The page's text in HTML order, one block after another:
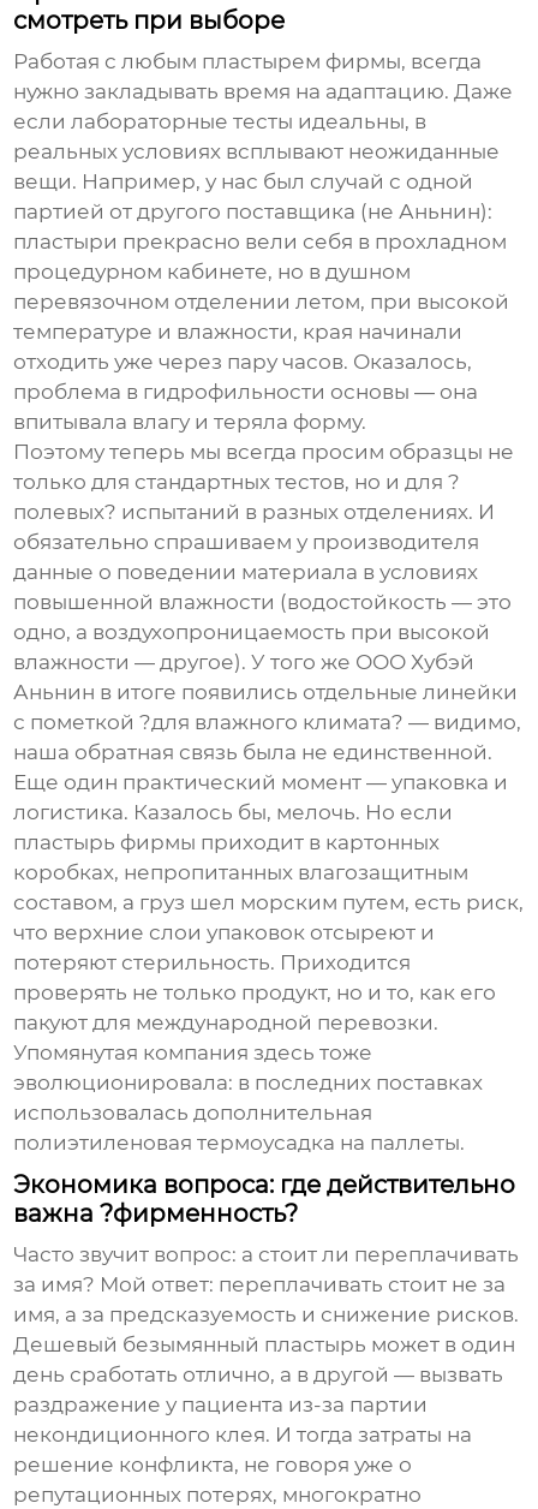
смотреть при выборе
Работая с любым пластырем фирмы, всегда
нужно закладывать время на адаптацию. Даже
если лабораторные тесты идеальны, в
реальных условиях всплывают неожиданные
вещи. Например, у нас был случай с одной
партией от другого поставщика (не Аньнин):
пластыри прекрасно вели себя в прохладном
процедурном кабинете, но в душном
перевязочном отделении летом, при высокой
температуре и влажности, края начинали
отходить уже через пару часов. Оказалось,
проблема в гидрофильности основы — она
впитывала влагу и теряла форму.
Поэтому теперь мы всегда просим образцы не
только для стандартных тестов, но и для ?
полевых? испытаний в разных отделениях. И
обязательно спрашиваем у производителя
данные о поведении материала в условиях
повышенной влажности (водостойкость — это
одно, а воздухопроницаемость при высокой
влажности — другое). У того же ООО Хубэй
Аньнин в итоге появились отдельные линейки
с пометкой ?для влажного климата? — видимо,
наша обратная связь была не единственной.
Еще один практический момент — упаковка и
логистика. Казалось бы, мелочь. Но если
пластырь фирмы приходит в картонных
коробках, непропитанных влагозащитным
составом, а груз шел морским путем, есть риск,
что верхние слои упаковок отсыреют и
потеряют стерильность. Приходится
проверять не только продукт, но и то, как его
пакуют для международной перевозки.
Упомянутая компания здесь тоже
эволюционировала: в последних поставках
использовалась дополнительная
полиэтиленовая термоусадка на паллеты.
Экономика вопроса: где действительно
важна ?фирменность?
Часто звучит вопрос: а стоит ли переплачивать
за имя? Мой ответ: переплачивать стоит не за
имя, а за предсказуемость и снижение рисков.
Дешевый безымянный пластырь может в один
день сработать отлично, а в другой — вызвать
раздражение у пациента из-за партии
некондиционного клея. И тогда затраты на
решение конфликта, не говоря уже о
репутационных потерях, многократно